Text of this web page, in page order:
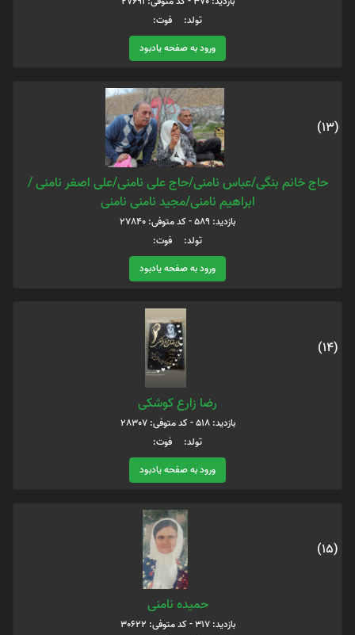
تولد: فوت:
ورود به صفحه یادبود
(13)
حاج خانم بنگی/عباس نامنی/حاج علی نامنی/علی اصغر نامنی /
ابراهیم نامنی/مجید نامنی نامنی
بازدید: 589 - کد متوفی: 27840
تولد: فوت:
ورود به صفحه یادبود
(14)
رضا زارع کوشکی
بازدید: 518 - کد متوفی: 28307
تولد: فوت:
ورود به صفحه یادبود
(15)
حمیده نامنی
بازدید: 317 - کد متوفی: 30622